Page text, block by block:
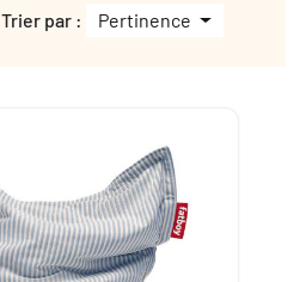
Trier par : Pertinence